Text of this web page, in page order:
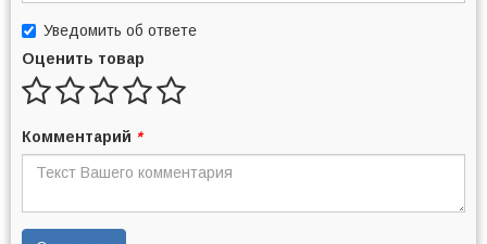
Уведомить об ответе
Оценить товар
Комментарий *